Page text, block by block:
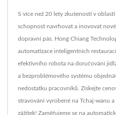
S více než 20 lety zkušeností v
schopnost navrhovat a inovovat
dopravní pás. Hong Chiang
automatizace inteligentních
efektivního robota na doručování
a bezproblémového systému
nedostatku pracovníků. Získejte
stravování vyrobené na Tchaj-wanu
zážitek! Zaměřujeme se na